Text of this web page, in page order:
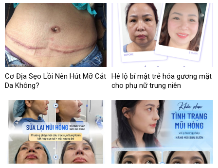
Cơ Địa Sẹo Lồi Nên Hút Mỡ Cắt
Da Không?
Hé lộ bí mật trẻ hóa gương mặt
cho phụ nữ trung niên